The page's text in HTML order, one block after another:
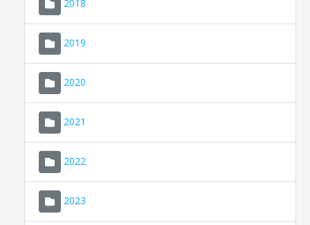
2018
2019
2020
2021
2022
2023